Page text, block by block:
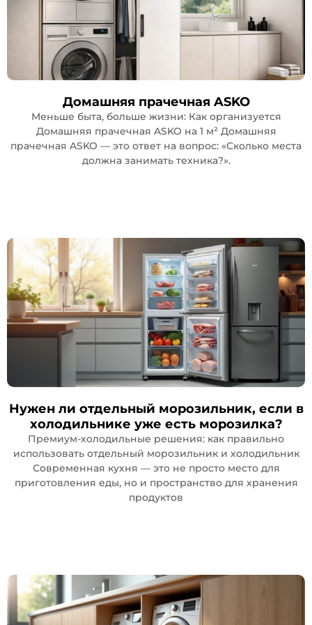
Домашняя прачечная ASKO
Меньше быта, больше жизни: Как организуется
Домашняя прачечная ASKO на 1 м² Домашняя
прачечная ASKO — это ответ на вопрос: «Сколько места
должна занимать техника?».
Нужен ли отдельный морозильник, если в
холодильнике уже есть морозилка?
Премиум-холодильные решения: как правильно
использовать отдельный морозильник и холодильник
Современная кухня — это не просто место для
приготовления еды, но и пространство для хранения
продуктов